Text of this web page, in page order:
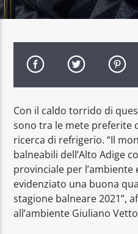
Titolo
Artista
Radio Dolomiti
Con il caldo torrido di
sono tra le mete preferite
ricerca di refrigerio. “Il
balneabili dell’Alto Adige
provinciale per l’ambiente
evidenziato una buona
stagione balneare 2021”,
all’ambiente Giuliano